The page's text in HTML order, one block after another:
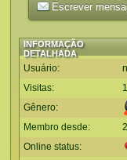
Escrever
INFORMAÇÃO
DETALHADA
Usuário:
Visitas:
Gênero:
Membro desde:
Online status: